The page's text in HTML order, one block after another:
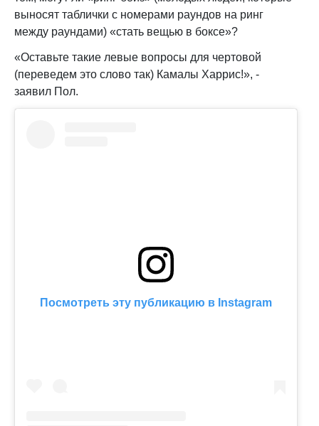
выносят таблички с номерами раундов на ринг
между раундами) «стать вещью в боксе»?
«Оставьте такие левые вопросы для чертовой
(переведем это слово так) Камалы Харрис!», -
заявил Пол.
Посмотреть эту публикацию в Instagram